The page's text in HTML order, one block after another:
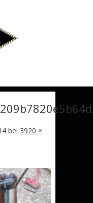
bei 3920 ×